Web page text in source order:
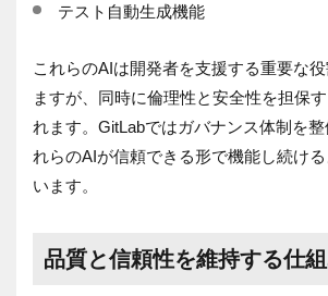
テスト自動生成機能
これらのAIは開発者を支援する重要な
ますが、同時に倫理性と安全性を担保
れます。GitLabではガバナンス体制を
れらのAIが信頼できる形で機能し続け
います。
品質と信頼性を維持する仕